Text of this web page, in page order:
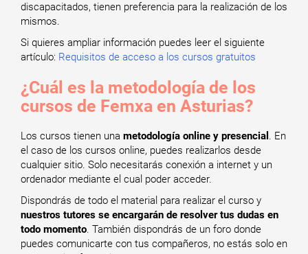
discapacitados, tienen preferencia para la realización de los
mismos.
Si quieres ampliar información puedes leer el siguiente
artículo: Requisitos de acceso a los cursos gratuitos
¿Cuál es la metodología de los
cursos de Femxa en Asturias?
Los cursos tienen una metodología online y presencial . En
el caso de los cursos online, puedes realizarlos desde
cualquier sitio. Solo necesitarás conexión a internet y un
ordenador mediante el cual poder acceder.
Dispondrás de todo el material para realizar el curso y
nuestros tutores se encargarán de resolver tus dudas en
todo momento. También dispondrás de un foro donde
puedes comunicarte con tus compañeros, no estás solo en